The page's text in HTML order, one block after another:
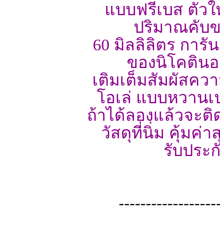
แบบฟรีเบส ตัว
ปริมาณคับ
60 มิลลิลิตร กา
ของนิโคติน
เติมเต็มสัมผัสคว
โอเล่ แบบหวาน
ถ้าได้ลองแล้วจะติ
วัสดุที่นิ่ม คุ้มค่า
รับประ